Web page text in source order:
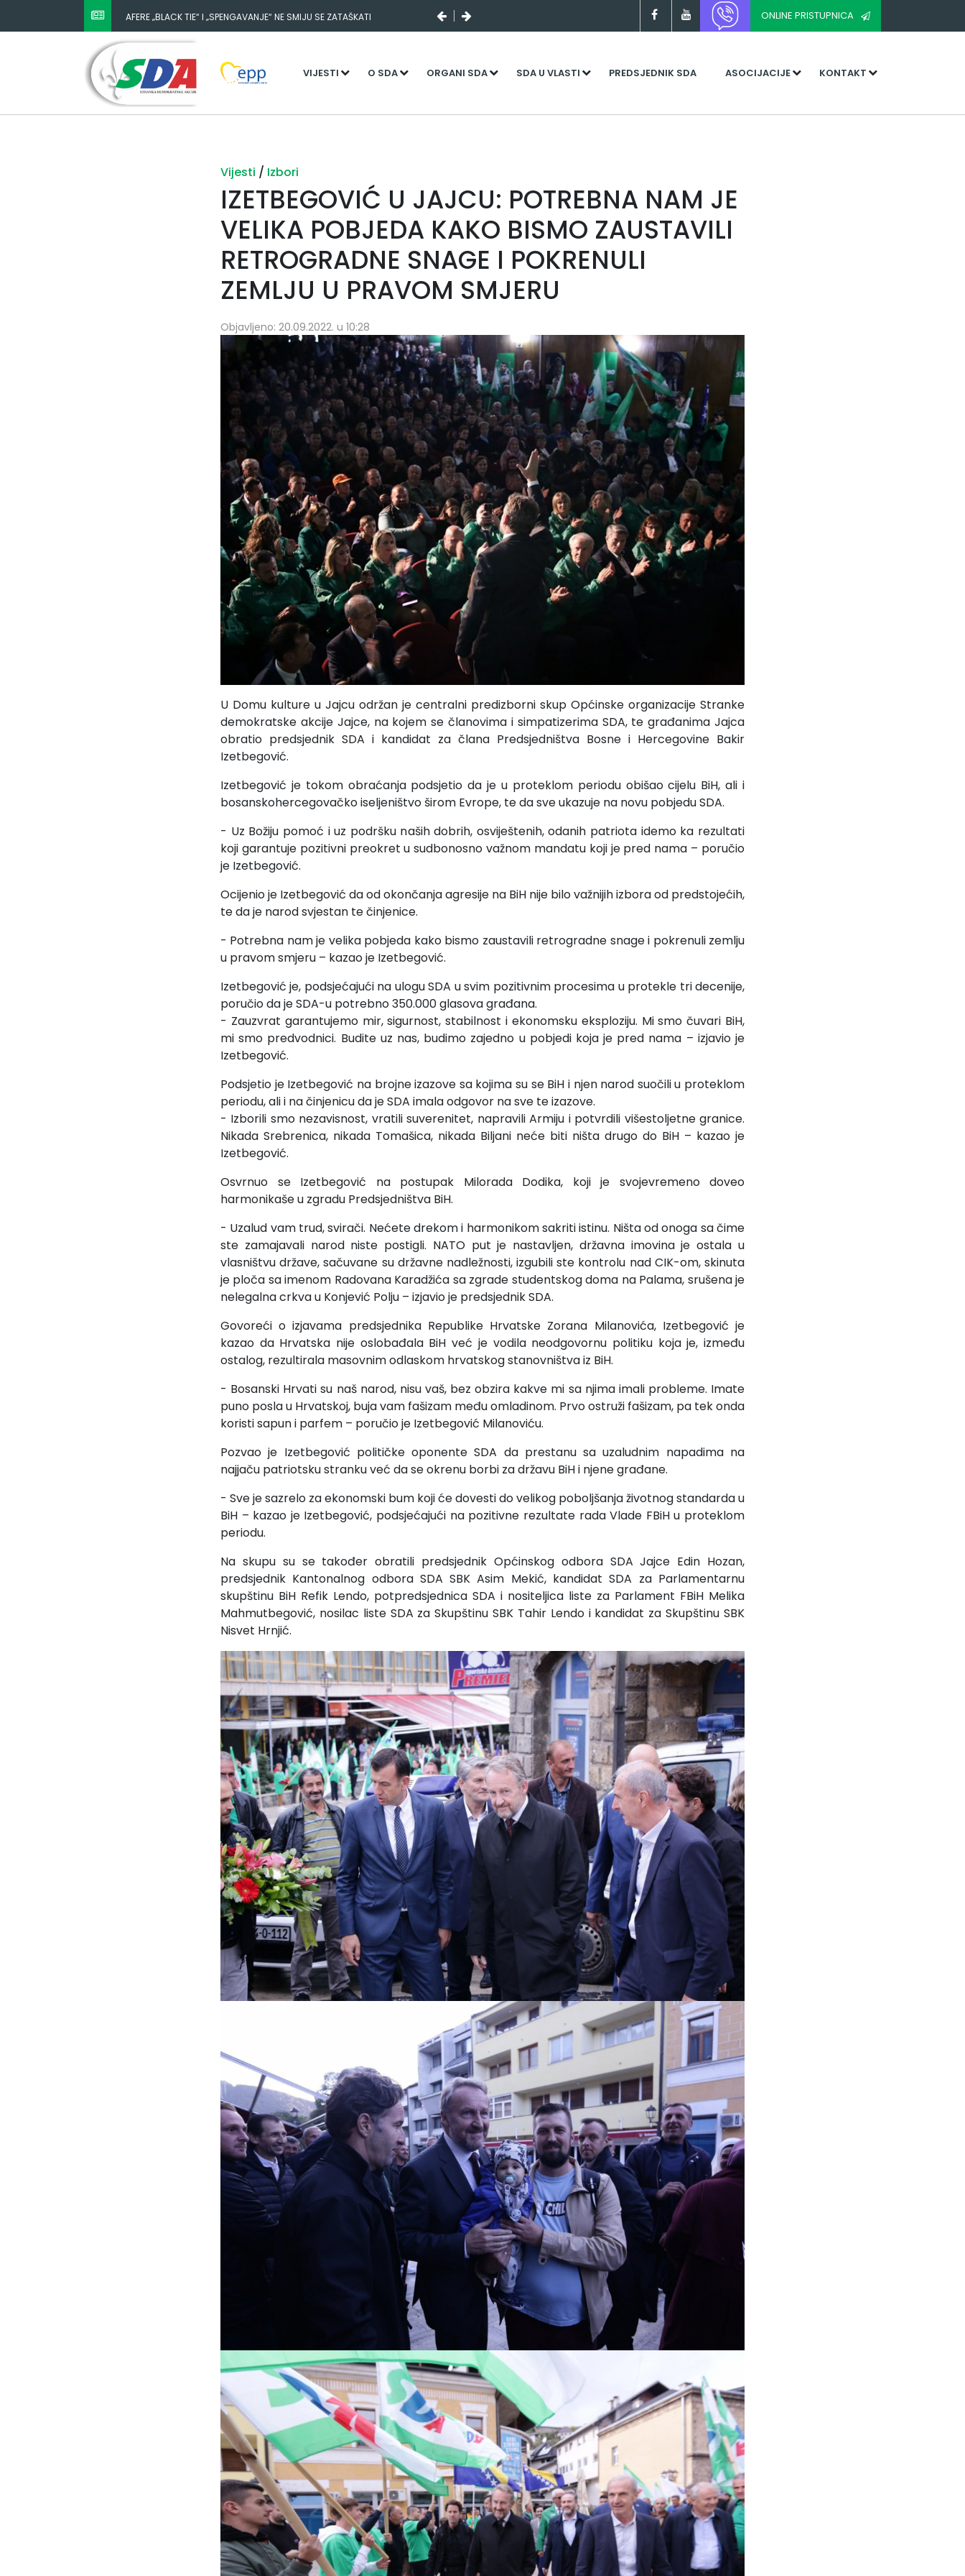
NESTANAK 780.000 EURA IZ IGMANA NE MOŽE BITI SLUČAJNI PREVID,
ODGOVORNOST MORAJU SNOSITI VLADA FBIH I NJENI KADROVI
ONLINE PRISTUPNICA
VIJESTI O SDA ORGANI SDA SDA U VLASTI PREDSJEDNIK SDA ASOCIJACIJE KONTAKT
Vijesti / Izbori
IZETBEGOVIĆ U JAJCU: POTREBNA NAM JE
VELIKA POBJEDA KAKO BISMO ZAUSTAVILI
RETROGRADNE SNAGE I POKRENULI
ZEMLJU U PRAVOM SMJERU
Objavljeno: 20.09.2022. u 10:28
U Domu kulture u Jajcu održan je centralni predizborni skup Općinske organizacije Stranke
demokratske akcije Jajce, na kojem se članovima i simpatizerima SDA, te građanima Jajca
obratio predsjednik SDA i kandidat za člana Predsjedništva Bosne i Hercegovine Bakir
Izetbegović.
Izetbegović je tokom obraćanja podsjetio da je u proteklom periodu obišao cijelu BiH, ali i
bosanskohercegovačko iseljeništvo širom Evrope, te da sve ukazuje na novu pobjedu SDA.
- Uz Božiju pomoć i uz podršku naših dobrih, osviještenih, odanih patriota idemo ka rezultati
koji garantuje pozitivni preokret u sudbonosno važnom mandatu koji je pred nama – poručio
je Izetbegović.
Ocijenio je Izetbegović da od okončanja agresije na BiH nije bilo važnijih izbora od predstojećih,
te da je narod svjestan te činjenice.
- Potrebna nam je velika pobjeda kako bismo zaustavili retrogradne snage i pokrenuli zemlju
u pravom smjeru – kazao je Izetbegović.
Izetbegović je, podsjećajući na ulogu SDA u svim pozitivnim procesima u protekle tri decenije,
poručio da je SDA-u potrebno 350.000 glasova građana.
- Zauzvrat garantujemo mir, sigurnost, stabilnost i ekonomsku eksploziju. Mi smo čuvari BiH,
mi smo predvodnici. Budite uz nas, budimo zajedno u pobjedi koja je pred nama – izjavio je
Izetbegović.
Podsjetio je Izetbegović na brojne izazove sa kojima su se BiH i njen narod suočili u proteklom
periodu, ali i na činjenicu da je SDA imala odgovor na sve te izazove.
- Izborili smo nezavisnost, vratili suverenitet, napravili Armiju i potvrdili višestoljetne granice.
Nikada Srebrenica, nikada Tomašica, nikada Biljani neće biti ništa drugo do BiH – kazao je
Izetbegović.
Osvrnuo se Izetbegović na postupak Milorada Dodika, koji je svojevremeno doveo
harmonikaše u zgradu Predsjedništva BiH.
- Uzalud vam trud, svirači. Nećete drekom i harmonikom sakriti istinu. Ništa od onoga sa čime
ste zamajavali narod niste postigli. NATO put je nastavljen, državna imovina je ostala u
vlasništvu države, sačuvane su državne nadležnosti, izgubili ste kontrolu nad CIK-om, skinuta
je ploča sa imenom Radovana Karadžića sa zgrade studentskog doma na Palama, srušena je
nelegalna crkva u Konjević Polju – izjavio je predsjednik SDA.
Govoreći o izjavama predsjednika Republike Hrvatske Zorana Milanovića, Izetbegović je
kazao da Hrvatska nije oslobađala BiH već je vodila neodgovornu politiku koja je, između
ostalog, rezultirala masovnim odlaskom hrvatskog stanovništva iz BiH.
- Bosanski Hrvati su naš narod, nisu vaš, bez obzira kakve mi sa njima imali probleme. Imate
puno posla u Hrvatskoj, buja vam fašizam među omladinom. Prvo ostruži fašizam, pa tek onda
koristi sapun i parfem – poručio je Izetbegović Milanoviću.
Pozvao je Izetbegović političke oponente SDA da prestanu sa uzaludnim napadima na
najjaču patriotsku stranku već da se okrenu borbi za državu BiH i njene građane.
- Sve je sazrelo za ekonomski bum koji će dovesti do velikog poboljšanja životnog standarda u
BiH – kazao je Izetbegović, podsjećajući na pozitivne rezultate rada Vlade FBiH u proteklom
periodu.
Na skupu su se također obratili predsjednik Općinskog odbora SDA Jajce Edin Hozan,
predsjednik Kantonalnog odbora SDA SBK Asim Mekić, kandidat SDA za Parlamentarnu
skupštinu BiH Refik Lendo, potpredsjednica SDA i nositeljica liste za Parlament FBiH Melika
Mahmutbegović, nosilac liste SDA za Skupštinu SBK Tahir Lendo i kandidat za Skupštinu SBK
Nisvet Hrnjić.